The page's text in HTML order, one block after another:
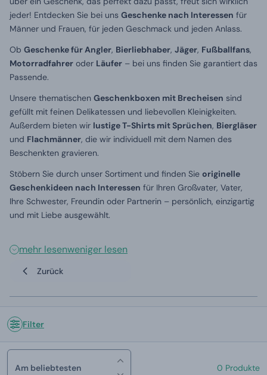
jeder! Entdecken Sie bei uns Geschenke nach Interessen für
Männer und Frauen, für jeden Geschmack und jeden Anlass.
Ob Geschenke für Angler, Bierliebhaber, Jäger, Fußballfans,
Motorradfahrer oder Läufer – bei uns finden Sie garantiert das
Passende.
Unsere thematischen Geschenkboxen mit Brecheisen sind
gefüllt mit feinen Delikatessen und liebevollen Kleinigkeiten.
Außerdem bieten wir lustige T-Shirts mit Sprüchen, Biergläser
und Flachmänner, die wir individuell mit dem Namen des
Beschenkten gravieren.
Stöbern Sie durch unser Sortiment und finden Sie originelle
Geschenkideen nach Interessen für Ihren Großvater, Vater,
Ihre Schwester, Freundin oder Partnerin – persönlich, einzigartig
und mit Liebe ausgewählt.
mehr lesenweniger lesen
Zurück
Filter
Am beliebtesten 0 Produkte